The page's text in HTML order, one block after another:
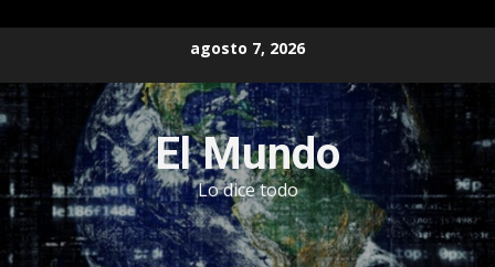
contenido
agosto 7, 2026
El Mundo
Lo dice todo